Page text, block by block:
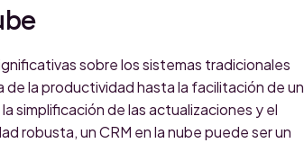
sobre los sistemas tradicionales
la productividad hasta la facilitación de
simplificación de las actualizaciones y el
robusta, un CRM en la nube puede ser un